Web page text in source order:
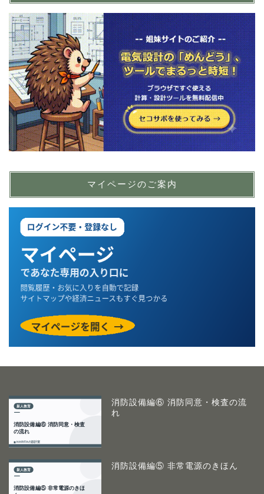
マイページのご案内
消防設備編⑥ 消防同意・検査の流
れ
消防設備編⑤ 非常電源のきほん